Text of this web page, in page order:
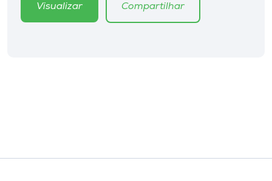
Rádio
o idioma
Visualizar Compartilhar